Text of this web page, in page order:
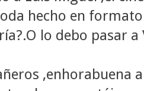
hecho en
lo debo pasar a
,enhorabuena